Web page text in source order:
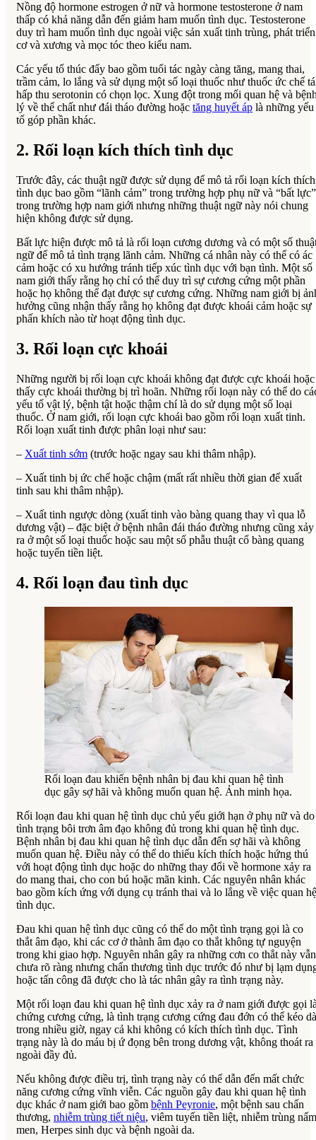
Nồng độ hormone estrogen ở nữ và hormone testosterone ở nam
thấp có khả năng dẫn đến giảm ham muốn tình dục. Testosterone
duy trì ham muốn tình dục ngoài việc sản xuất tinh trùng, phát triển
cơ và xương và mọc tóc theo kiểu nam.
Các yếu tố thúc đẩy bao gồm tuổi tác ngày càng tăng, mang thai,
trầm cảm, lo lắng và sử dụng một số loại thuốc như thuốc ức chế
hấp thu serotonin có chọn lọc. Xung đột trong mối quan hệ và
lý về thể chất như đái tháo đường hoặc tăng huyết áp là những yếu
tố góp phần khác.
2. Rối loạn kích thích tình dục
Trước đây, các thuật ngữ được sử dụng để mô tả rối loạn kích thích
tình dục bao gồm “lãnh cảm” trong trường hợp phụ nữ và “bất lực”
trong trường hợp nam giới nhưng những thuật ngữ này nói chung
hiện không được sử dụng.
Bất lực hiện được mô tả là rối loạn cương dương và có một số
ngữ để mô tả tình trạng lãnh cảm. Những cá nhân này có thể có ác
cảm hoặc có xu hướng tránh tiếp xúc tình dục với bạn tình. Một số
nam giới thấy rằng họ chỉ có thể duy trì sự cương cứng một phần
hoặc họ không thể đạt được sự cương cứng. Những nam giới bị
hưởng cũng nhận thấy rằng họ không đạt được khoái cảm hoặc sự
phấn khích nào từ hoạt động tình dục.
3. Rối loạn cực khoái
Những người bị rối loạn cực khoái không đạt được cực khoái hoặc
thấy cực khoái thường bị trì hoãn. Những rối loạn này có thể do
yếu tố vật lý, bệnh tật hoặc thậm chí là do sử dụng một số loại
thuốc. Ở nam giới, rối loạn cực khoái bao gồm rối loạn xuất tinh.
Rối loạn xuất tinh được phân loại như sau:
– Xuất tinh sớm (trước hoặc ngay sau khi thâm nhập).
– Xuất tinh bị ức chế hoặc chậm (mất rất nhiều thời gian để xuất
tinh sau khi thâm nhập).
– Xuất tinh ngược dòng (xuất tinh vào bàng quang thay vì qua lỗ
dương vật) – đặc biệt ở bệnh nhân đái tháo đường nhưng cũng xảy
ra ở một số loại thuốc hoặc sau một số phẫu thuật cổ bàng quang
hoặc tuyến tiền liệt.
4. Rối loạn đau tình dục
Rối loạn đau khiến bệnh nhân bị đau khi quan hệ tình
dục gây sợ hãi và không muốn quan hệ. Ảnh minh họa.
Rối loạn đau khi quan hệ tình dục chủ yếu giới hạn ở phụ nữ và do
tình trạng bôi trơn âm đạo không đủ trong khi quan hệ tình dục.
Bệnh nhân bị đau khi quan hệ tình dục dẫn đến sợ hãi và không
muốn quan hệ. Điều này có thể do thiếu kích thích hoặc hứng thú
với hoạt động tình dục hoặc do những thay đổi về hormone xảy ra
do mang thai, cho con bú hoặc mãn kinh. Các nguyên nhân khác
bao gồm kích ứng với dụng cụ tránh thai và lo lắng về việc quan hệ
tình dục.
Đau khi quan hệ tình dục cũng có thể do một tình trạng gọi là co
thắt âm đạo, khi các cơ ở thành âm đạo co thắt không tự nguyện
trong khi giao hợp. Nguyên nhân gây ra những cơn co thắt này vẫn
chưa rõ ràng nhưng chấn thương tình dục trước đó như bị lạm
hoặc tấn công đã được cho là tác nhân gây ra tình trạng này.
Một rối loạn đau khi quan hệ tình dục xảy ra ở nam giới được gọi
chứng cương cứng, là tình trạng cương cứng đau đớn có thể kéo
trong nhiều giờ, ngay cả khi không có kích thích tình dục. Tình
trạng này là do máu bị ứ đọng bên trong dương vật, không thoát ra
ngoài đầy đủ.
Nếu không được điều trị, tình trạng này có thể dẫn đến mất chức
năng cương cứng vĩnh viễn. Các nguồn gây đau khi quan hệ tình
dục khác ở nam giới bao gồm bệnh Peyronie, một bệnh sau chấn
thương, nhiễm trùng tiết niệu, viêm tuyến tiền liệt, nhiễm trùng nấm
men, Herpes sinh dục và bệnh ngoài da.